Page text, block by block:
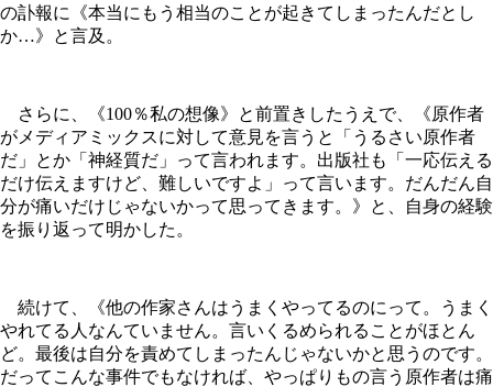
の訃報に《本当にもう相当のことが起きてしまったんだとし
か…》と言及。
さらに、《100％私の想像》と前置きしたうえで、《原作者
がメディアミックスに対して意見を言うと「うるさい原作者
だ」とか「神経質だ」って言われます。出版社も「一応伝える
だけ伝えますけど、難しいですよ」って言います。だんだん自
分が痛いだけじゃないかって思ってきます。》と、自身の経験
を振り返って明かした。
続けて、《他の作家さんはうまくやってるのにって。うまく
やれてる人なんていません。言いくるめられることがほとん
ど。最後は自分を責めてしまったんじゃないかと思うのです。
だってこんな事件でもなければ、やっぱりもの言う原作者は痛